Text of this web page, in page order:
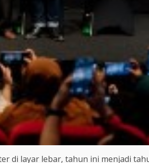
di layar lebar, tahun ini menjadi